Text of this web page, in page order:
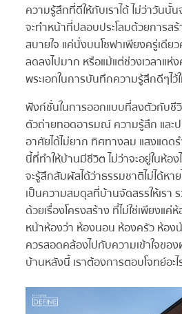
ความรู้สึกที่ดีให้กับเราได้ ไม่ว่าวันนั้น
จะทำหน้าที่ปลอบประโลมด้วยการส
สบายใจ แค่นั่งบนโซฟาเพียงครู่เดีย
ลดลงไปมาก หรือแม้แต่ช่วงเวลาแห่
พระเอกในการบันทึกความรู้สึกดีๆไว้
ฟังก์ชั่นในการออกแบบที่ลงตัวกับชี
ตัวถ่ายทอดอารมณ์ ความรู้สึก และ
อาศัยได้ไม่ยาก ทิศทางลม แสงแดด
นี้ที่ทำให้บ้านมีชีวิต ไม่ว่าจะอยู่ในห้อ
จะรู้สึกสัมผัสได้ว่าธรรมชาติไม่ได้หา
เป็นความสมดุลที่บ้านจัดสรรให้เรา
ด้วยเรื่องโครงสร้าง ที่ไม่ใช่เพียงแค่
หน้าห้องว่า ห้องนอน ห้องครัว ห้อ
ควรสอดคล้องไปกับความเข้าใจขอ
บ้านหลังนี้ เราต้องการตอบโจทย์อะไ